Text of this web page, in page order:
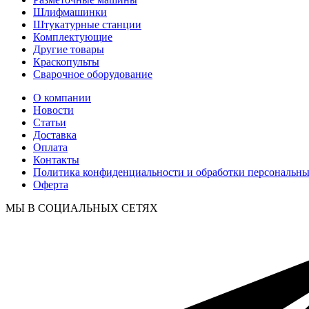
Шлифмашинки
Штукатурные станции
Комплектующие
Другие товары
Краскопульты
Сварочное оборудование
О компании
Новости
Статьи
Доставка
Оплата
Контакты
Политика конфиденциальности и обработки
Оферта
МЫ В СОЦИАЛЬНЫХ СЕТЯХ